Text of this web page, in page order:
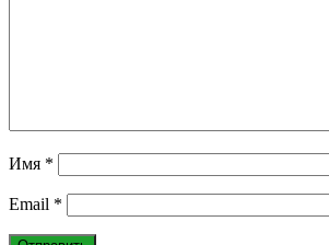
Имя *
Email *